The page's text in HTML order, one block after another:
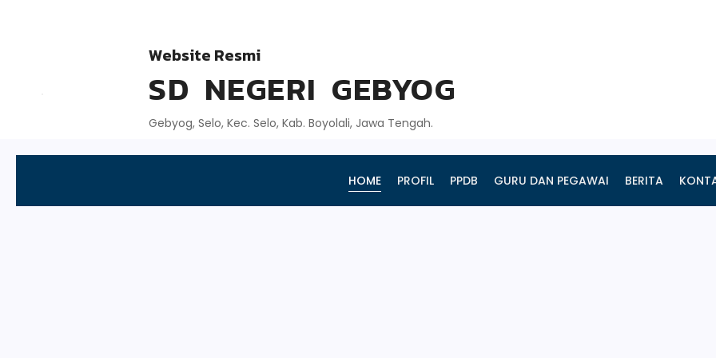
Website Resmi
SD NEGERI GEBYOG
Gebyog, Selo, Kec. Selo, Kab. Boyolali, Jawa Tengah.
HOME PROFIL PPDB GURU DAN PEGAWAI BERITA